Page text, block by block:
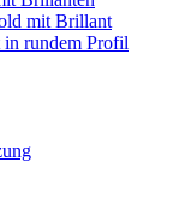
mit Brillant
rundem Profil